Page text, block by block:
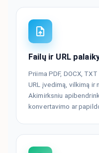
Failų ir URL
Priima PDF, DOCX,
URL įvedimą, vilkimą ir
Akimirksniu
konvertavimo ar